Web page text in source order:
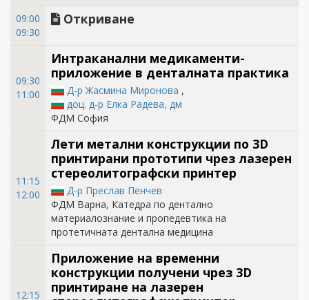
09:00
09:30
Откриване
09:30
11:00
Интраканални медикаменти-
приложение в денталната практика
Д-р Жасмина Миронова ,
доц. д-р Елка Радева, дм
ФДМ София
11:15
12:00
Лети метални конструкции по 3D
принтирани прототипи чрез лазерен
стереолитографски принтер
Д-р Преслав Пенчев
ФДМ Варна, Катедра по дентално
материалознание и пропедевтика на
протетичната дентална медицина
12:15
Приложение на временни
конструкции получени чрез 3D
принтиране на лазерен